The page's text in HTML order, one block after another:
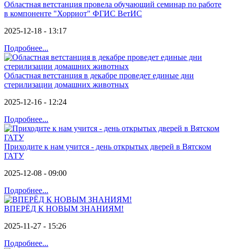
Областная ветстанция провела обучающий семинар по работе
в компоненте "Хорриот" ФГИС ВетИС
2025-12-18 - 13:17
Подробнее...
Областная ветстанция в декабре проведет единые дни
стерилизации домашних животных
2025-12-16 - 12:24
Подробнее...
Приходите к нам учится - день открытых дверей в Вятском
ГАТУ
2025-12-08 - 09:00
Подробнее...
ВПЕРЁД К НОВЫМ ЗНАНИЯМ!
2025-11-27 - 15:26
Подробнее...